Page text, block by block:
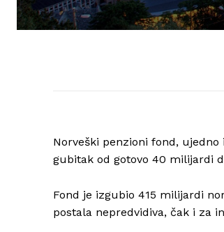
Norveški penzioni fond,
gubitak od gotovo 40 milijardi
Fond je izgubio 415 milijardi
postala nepredvidiva, čak i za